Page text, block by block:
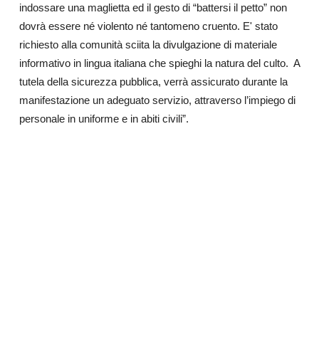
indossare una maglietta ed il gesto di “battersi il petto” non
dovrà essere né violento né tantomeno cruento. E' stato
richiesto alla comunità sciita la divulgazione di materiale
informativo in lingua italiana che spieghi la natura del culto. A
tutela della sicurezza pubblica, verrà assicurato durante la
manifestazione un adeguato servizio, attraverso l’impiego di
personale in uniforme e in abiti civili”.